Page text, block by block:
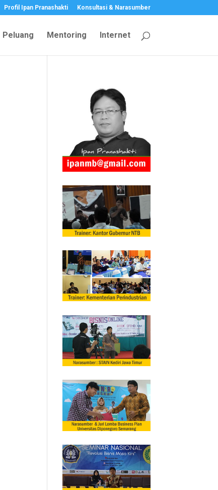
Profil Ipan Pranashakti Konsultasi & Narasumber
Peluang Mentoring Internet